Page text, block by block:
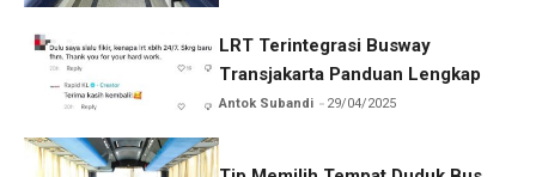
LRT Terintegrasi Busway
Transjakarta Panduan Lengkap
Antok Subandi 29/04/2025